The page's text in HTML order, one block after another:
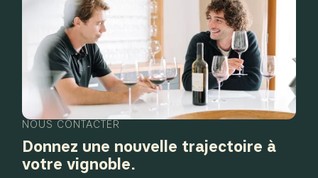
NOUS CONTACTER
Donnez une nouvelle trajectoire à
votre vignoble.